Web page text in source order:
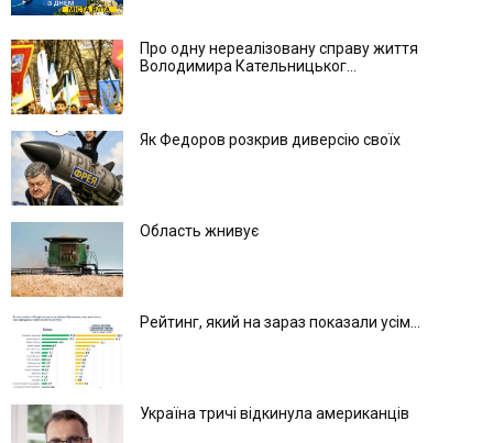
Про одну нереалізовану справу життя
Володимира Кательницьког...
Як Федоров розкрив диверсію своїх
Область жнивує
Рейтинг, який на зараз показали усім...
Україна тричі відкинула американців